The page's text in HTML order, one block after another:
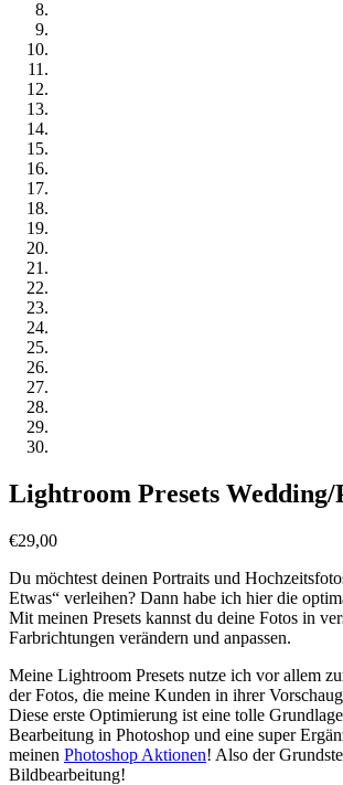
Lightroom Presets
€29,00
Du möchtest deinen Portraits und
Etwas“ verleihen? Dann habe ich hier die
Mit meinen Presets kannst du deine Fotos in
Farbrichtungen verändern und anpassen.
Meine Lightroom Presets nutze ich vor allem
der Fotos, die meine Kunden in ihrer
Diese erste Optimierung ist eine tolle
Bearbeitung in Photoshop und eine super
meinen Photoshop Aktionen! Also der
Bildbearbeitung!